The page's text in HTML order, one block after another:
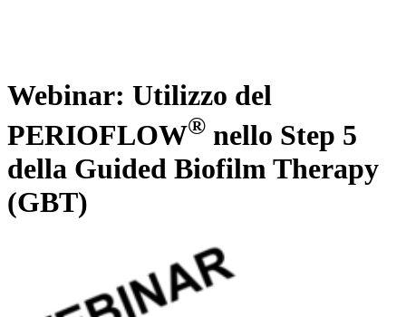
Webinar: Utilizzo del
PERIOFLOW® nello Step 5
della Guided Biofilm Therapy
(GBT)